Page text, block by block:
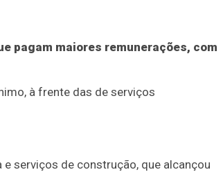
pagam maiores remunerações, com
à frente das de serviços
serviços de construção, que alcançou